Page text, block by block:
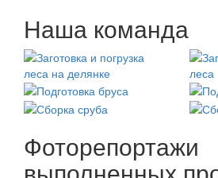
Наша команда
Фоторепортажи